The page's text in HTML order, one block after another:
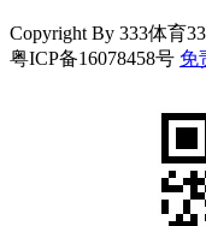
Copyright By 333体育
粤ICP备16078458号 免